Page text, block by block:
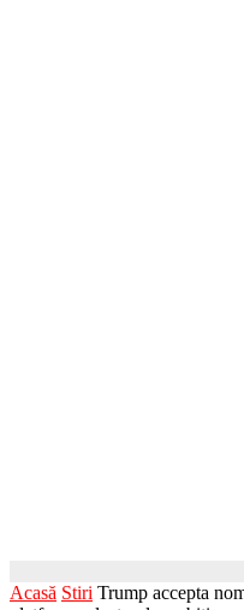
Acasă Stiri Trump accepta